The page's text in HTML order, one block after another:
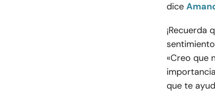
dice
¡Recuerda
«Creo que
que te